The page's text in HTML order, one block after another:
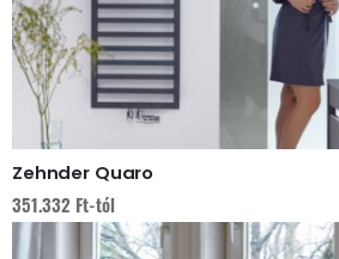
Zehnder Quaro
351.332 Ft-tól